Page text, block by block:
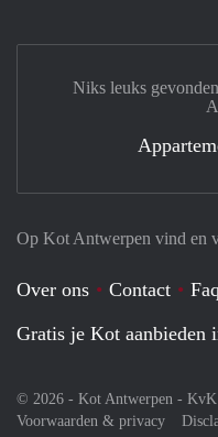
Op Kot Antwerpen vind en
Over ons Contact Faq
Gratis je Kot aanbieden
© 2026 - Kot Antwerpen - KvK
Voorwaarden & privacy
Niks leuks